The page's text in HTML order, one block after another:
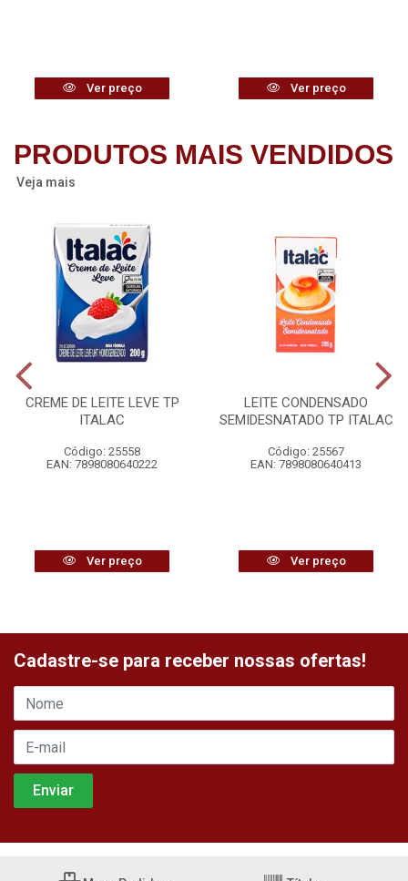
Ver preço Ver preço
PRODUTOS MAIS VENDIDOS
Veja mais
CREME DE LEITE LEVE TP
ITALAC
Código: 25558
EAN: 7898080640222
Ver preço
LEITE CONDENSADO
SEMIDESNATADO TP ITALAC
Código: 25567
EAN: 7898080640413
Ver preço
Cadastre-se para receber nossas ofertas!